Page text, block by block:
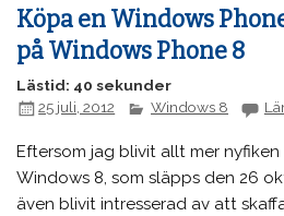
Köpa en Windows
på Windows Phone 8
Lästid: 40 sekunder
25 juli, 2012
Windows 8
Eftersom jag blivit allt mer
Windows 8, som släpps den 26
även blivit intresserad av att